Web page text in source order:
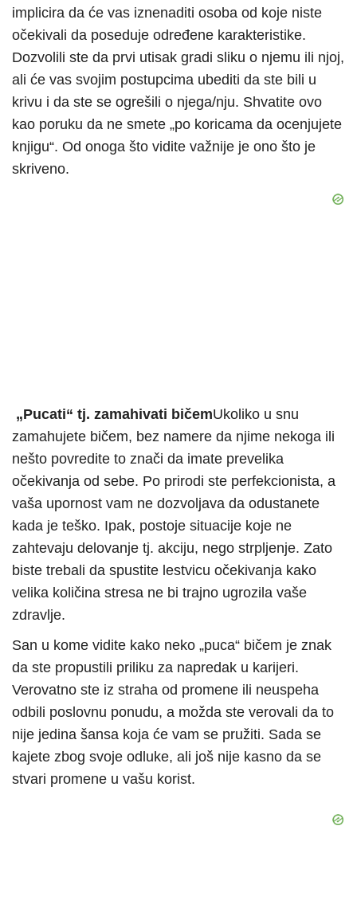
implicira da će vas iznenaditi osoba od koje niste
očekivali da poseduje određene karakteristike.
Dozvolili ste da prvi utisak gradi sliku o njemu ili njoj,
ali će vas svojim postupcima ubediti da ste bili u
krivu i da ste se ogrešili o njega/nju. Shvatite ovo
kao poruku da ne smete „po koricama da ocenjujete
knjigu“. Od onoga što vidite važnije je ono što je
skriveno.
„Pucati“ tj. zamahivati bičemUkoliko u snu
zamahujete bičem, bez namere da njime nekoga ili
nešto povredite to znači da imate prevelika
očekivanja od sebe. Po prirodi ste perfekcionista, a
vaša upornost vam ne dozvoljava da odustanete
kada je teško. Ipak, postoje situacije koje ne
zahtevaju delovanje tj. akciju, nego strpljenje. Zato
biste trebali da spustite lestvicu očekivanja kako
velika količina stresa ne bi trajno ugrozila vaše
zdravlje.
San u kome vidite kako neko „puca“ bičem je znak
da ste propustili priliku za napredak u karijeri.
Verovatno ste iz straha od promene ili neuspeha
odbili poslovnu ponudu, a možda ste verovali da to
nije jedina šansa koja će vam se pružiti. Sada se
kajete zbog svoje odluke, ali još nije kasno da se
stvari promene u vašu korist.